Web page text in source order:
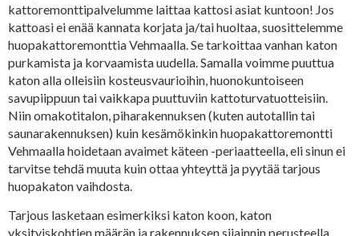
kattoremonttipalvelumme laittaa kattosi asiat kuntoon! Jos
kattoasi ei enää kannata korjata ja/tai huoltaa, suosittelemme
huopakattoremonttia Vehmaalla. Se tarkoittaa vanhan katon
purkamista ja korvaamista uudella. Samalla voimme puuttua
katon alla olleisiin kosteusvaurioihin, huonokuntoiseen
savupiippuun tai vaikkapa puuttuviin kattoturvatuotteisiin.
Niin omakotitalon, piharakennuksen (kuten autotallin tai
saunarakennuksen) kuin kesämökinkin huopakattoremontti
Vehmaalla hoidetaan avaimet käteen -periaatteella, eli sinun ei
tarvitse tehdä muuta kuin ottaa yhteyttä ja pyytää tarjous
huopakaton vaihdosta.
Tarjous lasketaan esimerkiksi katon koon, katon
yksityiskohtien määrän ja rakennuksen sijainnin perusteella.